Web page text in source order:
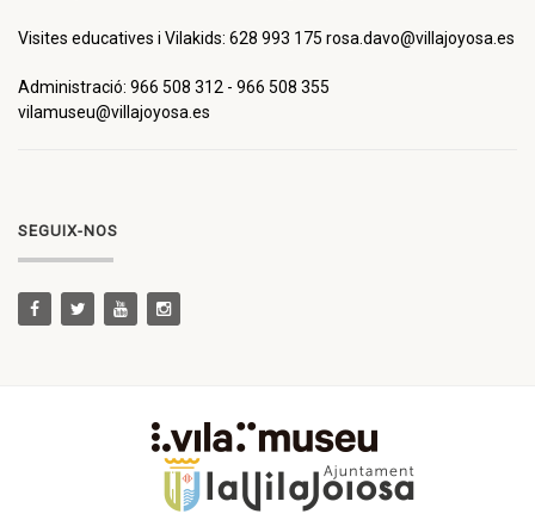
Visites educatives i Vilakids: 628 993 175 rosa.davo@villajoyosa.es
Administració: 966 508 312 - 966 508 355
vilamuseu@villajoyosa.es
SEGUIX-NOS